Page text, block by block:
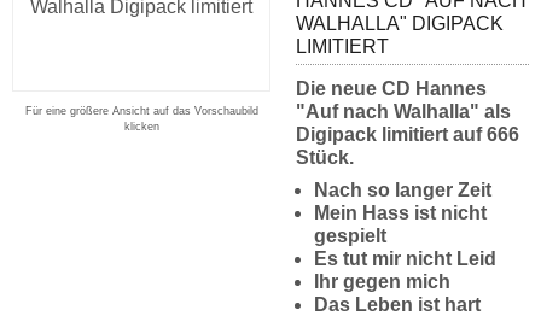
Für eine größere Ansicht auf das Vorschaubild
klicken
WALHALLA" DIGIPACK
LIMITIERT
Die neue CD Hannes
"Auf nach Walhalla" als
Digipack limitiert auf 666
Stück.
Nach so langer Zeit
Mein Hass ist nicht
gespielt
Es tut mir nicht Leid
Ihr gegen mich
Das Leben ist hart